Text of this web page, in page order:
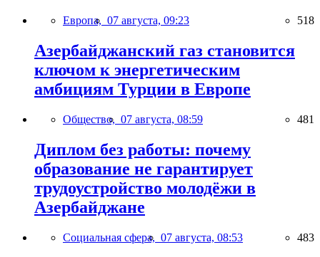
Европа, 07 августа, 09:23 518
Азербайджанский газ становится
ключом к энергетическим
амбициям Турции в Европе
Общество, 07 августа, 08:59 481
Диплом без работы: почему
образование не гарантирует
трудоустройство молодёжи в
Азербайджане
Социальная сфера, 07 августа, 08:53 483